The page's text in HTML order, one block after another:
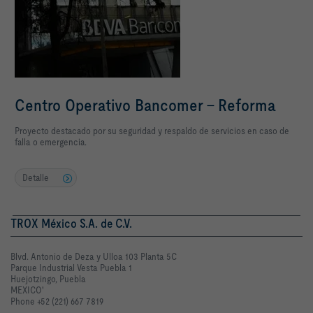
Centro Operativo Bancomer - Reforma
Proyecto destacado por su seguridad y respaldo de servicios en caso de
falla o emergencia.
Detalle
TROX México S.A. de C.V.
Blvd. Antonio de Deza y Ulloa 103 Planta 5C
Parque Industrial Vesta Puebla 1
Huejotzingo, Puebla
MEXICO'
Phone +52 (221) 667 7819